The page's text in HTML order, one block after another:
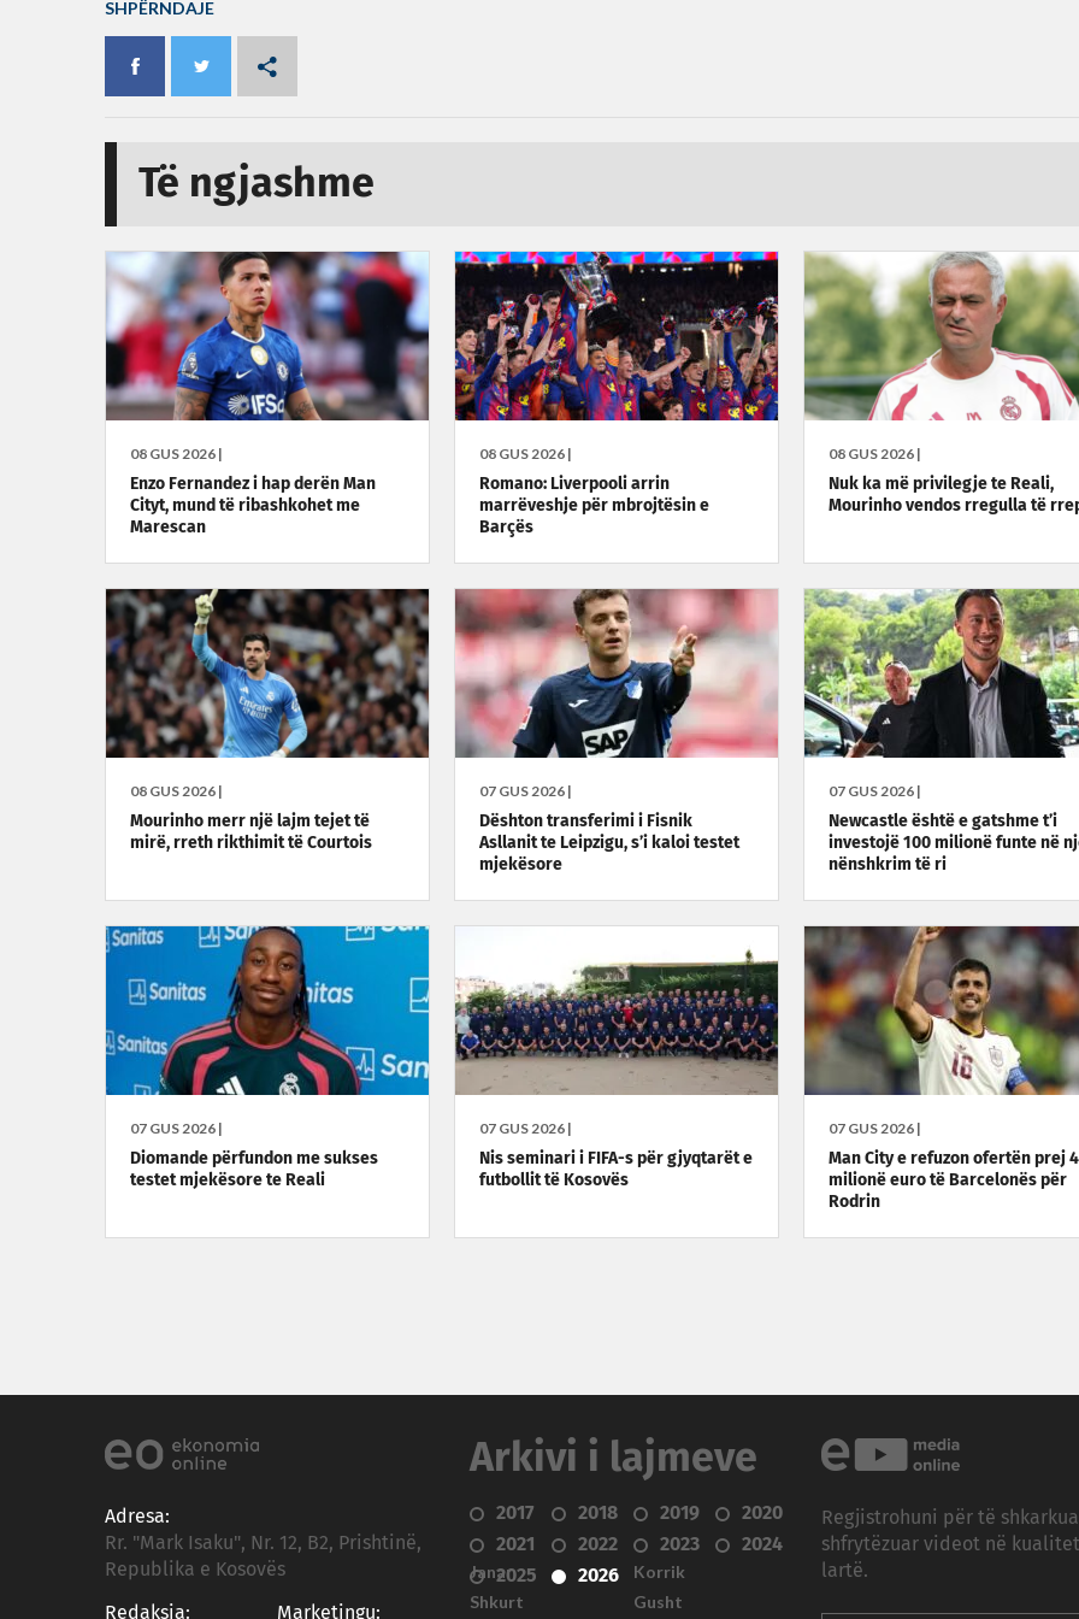
SHPËRNDAJE
Të ngjashme
08 GUS 2026 |
Enzo Fernandez i hap derën Man
Cityt, mund të ribashkohet me
Marescan
08 GUS 2026 |
Romano: Liverpooli arrin
marrëveshje për mbrojtësin e
Barçës
08 GUS 2026 |
Nuk ka më privilegje te Reali,
Mourinho vendos rregulla të
08 GUS 2026 |
Mourinho merr një lajm tejet të
mirë, rreth rikthimit të Courtois
07 GUS 2026 |
Dështon transferimi i Fisnik
Asllanit te Leipzigu, s’i kaloi testet
mjekësore
07 GUS 2026 |
Newcastle është e gatshme t’i
investojë 100 milionë funte në
nënshkrim të ri
07 GUS 2026 |
Diomande përfundon me sukses
testet mjekësore te Reali
07 GUS 2026 |
Nis seminari i FIFA-s për gjyqtarët e
futbollit të Kosovës
07 GUS 2026 |
Man City e refuzon ofertën prej
milionë euro të Barcelonës për
Rodrin
Adresa:
Rr. "Mark Isaku", Nr. 12, B2, Prishtinë,
Republika e Kosovës
Redaksia: Marketingu:
Arkivi i lajmeve
2017 2018 2019
2020
2021
2022 2023
2024
2025
2026
Janar
Shkurt
Korrik
Gusht
Regjistrohuni për të
shfrytëzuar videot në
lartë.